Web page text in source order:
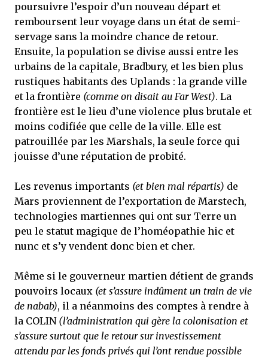
poursuivre l’espoir d’un nouveau départ et
remboursent leur voyage dans un état de semi-
servage sans la moindre chance de retour.
Ensuite, la population se divise aussi entre les
urbains de la capitale, Bradbury, et les bien plus
rustiques habitants des Uplands : la grande ville
et la frontière (comme on disait au Far West). La
frontière est le lieu d’une violence plus brutale et
moins codifiée que celle de la ville. Elle est
patrouillée par les Marshals, la seule force qui
jouisse d’une réputation de probité.
Les revenus importants (et bien mal répartis) de
Mars proviennent de l’exportation de Marstech,
technologies martiennes qui ont sur Terre un
peu le statut magique de l’homéopathie hic et
nunc et s’y vendent donc bien et cher.
Même si le gouverneur martien détient de grands
pouvoirs locaux (et s’assure indûment un train de vie
de nabab), il a néanmoins des comptes à rendre à
la COLIN (l’administration qui gère la colonisation et
s’assure surtout que le retour sur investissement
attendu par les fonds privés qui l’ont rendue possible